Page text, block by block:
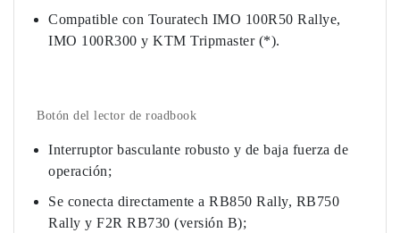
Compatible con Touratech IMO 100R50 Rallye,
IMO 100R300 y KTM Tripmaster (*).
Botón del lector de roadbook
Interruptor basculante robusto y de baja fuerza de
operación;
Se conecta directamente a RB850 Rally, RB750
Rally y F2R RB730 (versión B);